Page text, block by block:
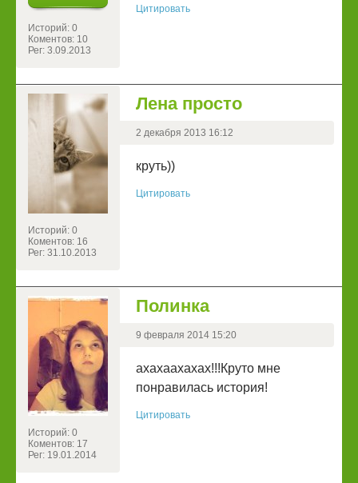
Историй: 0
Коментов: 10
Рег: 3.09.2013
Цитировать
Историй: 0
Коментов: 16
Рег: 31.10.2013
Лена просто
2 декабря 2013 16:12
круть))
Цитировать
Историй: 0
Коментов: 17
Рег: 19.01.2014
Полинка
9 февраля 2014 15:20
ахахаахахах!!!Круто мне
понравилась история!
Цитировать